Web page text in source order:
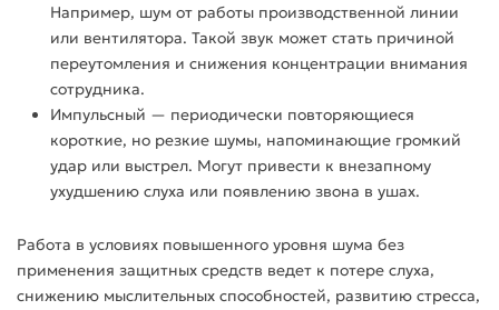
Например, шум от работы производственной линии
или вентилятора. Такой звук может стать причиной
переутомления и снижения концентрации внимания
сотрудника.
Импульсный — периодически повторяющиеся
короткие, но резкие шумы, напоминающие громкий
удар или выстрел. Могут привести к внезапному
ухудшению слуха или появлению звона в ушах.
Работа в условиях повышенного уровня шума без
применения защитных средств ведет к потере слуха,
снижению мыслительных способностей, развитию стресса,